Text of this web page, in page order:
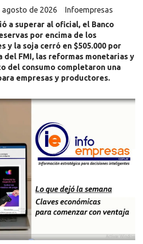
Infoempresas
agosto de 2026
a superar al oficial, el Banco
por encima de los
y la soja cerró en $505.000 por
del FMI, las reformas monetarias y
del consumo completaron una
empresas y productores.